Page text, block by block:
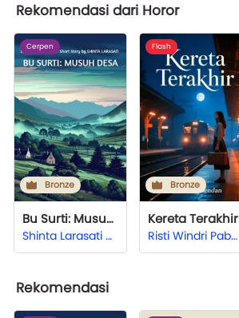
Rekomendasi dari Horor
Cerpen
Bronze
Bu Surti: Musuh Desa
Shinta Larasati Hardjono
Flash
Bronze
Kereta Terakhir
Risti Windri Pabendan
Rekomendasi